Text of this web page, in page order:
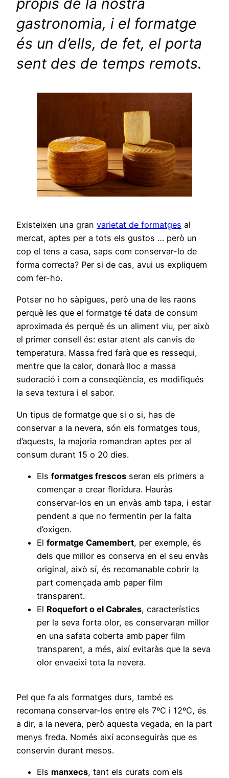
gastronomia, i el formatge
és un d’ells, de fet, el porta
sent des de temps remots.
Existeixen una gran varietat de formatges al
mercat, aptes per a tots els gustos … però un
cop el tens a casa, saps com conservar-lo de
forma correcta? Per si de cas, avui us expliquem
com fer-ho.
Potser no ho sàpigues, però una de les raons
perquè les que el formatge té data de consum
aproximada és perquè és un aliment viu, per això
el primer consell és: estar atent als canvis de
temperatura. Massa fred farà que es ressequi,
mentre que la calor, donarà lloc a massa
sudoració i com a conseqüència, es modifiqués
la seva textura i el sabor.
Un tipus de formatge que si o si, has de
conservar a la nevera, són els formatges tous,
d’aquests, la majoria romandran aptes per al
consum durant 15 o 20 dies.
Els formatges frescos seran els primers a
començar a crear floridura. Hauràs
conservar-los en un envàs amb tapa, i estar
pendent a que no fermentin per la falta
d’oxigen.
El formatge Camembert, per exemple, és
dels que millor es conserva en el seu envàs
original, això sí, és recomanable cobrir la
part començada amb paper film
transparent.
El Roquefort o el Cabrales, característics
per la seva forta olor, es conservaran millor
en una safata coberta amb paper film
transparent, a més, així evitaràs que la seva
olor envaeixi tota la nevera.
Pel que fa als formatges durs, també es
recomana conservar-los entre els 7ºC i 12ºC, és
a dir, a la nevera, però aquesta vegada, en la part
menys freda. Només així aconseguiràs que es
conservin durant mesos.
Els manxecs, tant els curats com els